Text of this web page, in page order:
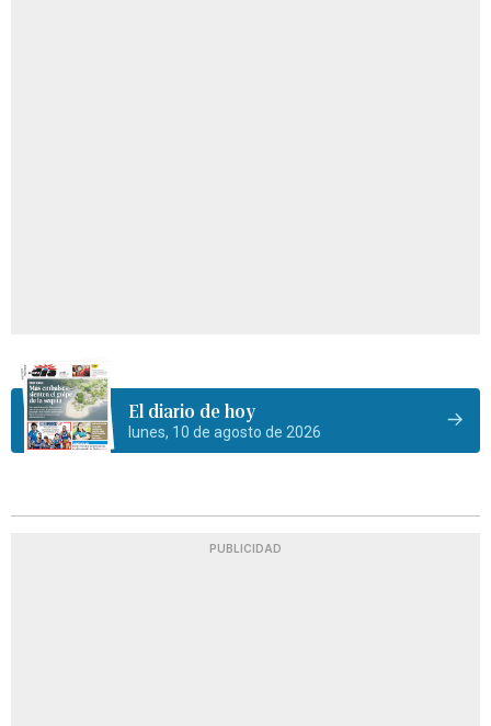
El diario de hoy
lunes, 10 de agosto de 2026
PUBLICIDAD